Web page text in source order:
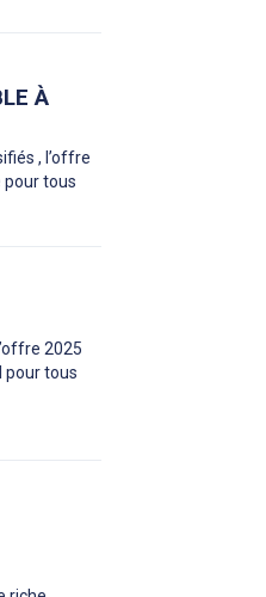
À
, l’offre
pour tous
2025
pour tous